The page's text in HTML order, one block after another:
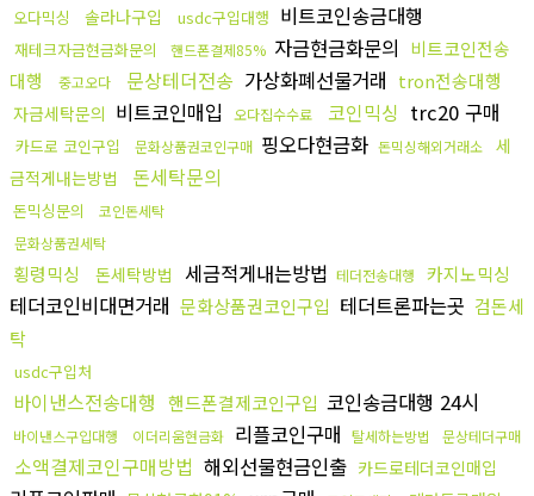
오다믹싱 솔라나구입 usdc구입대행 비트코인송금대행
재테크자금현금화문의 핸드폰결제85% 자금현금화문의 비트코인전송
대행
중고오다 문상테더전송 가상화폐선물거래 tron전송대행
자금세탁문의 비트코인매입 오다집수수료 코인믹싱 trc20 구매
카드로 코인구입 문화상품권코인구매 핑오다현금화 돈믹싱해외거래소
세
금적게내는방법
돈세탁문의
돈믹싱문의
코인돈세탁
문화상품권세탁
횡령믹싱 돈세탁방법 세금적게내는방법 테더전송대행 카지노믹싱
테더코인비대면거래 문화상품권코인구입 테더트론파는곳 검돈세
탁
usdc구입처
바이낸스전송대행 핸드폰결제코인구입 코인송금대행 24시
바이낸스구입대행 이더리움현금화 리플코인구매 탈세하는방법 문상테더구매
소액결제코인구매방법 해외선물현금인출 카드로테더코인매입